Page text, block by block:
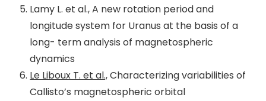
Lamy L. et al., A new rotation period and
longitude system for Uranus at the basis of a
long- term analysis of magnetospheric
dynamics
Le Liboux T. et al.,Characterizing variabilities of
Callisto’s magnetospheric orbital